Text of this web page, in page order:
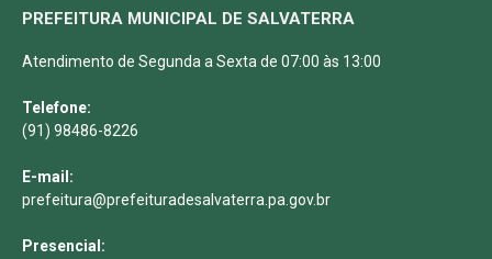
PREFEITURA MUNICIPAL DE SALVATERRA
Atendimento de Segunda a Sexta de 07:00 às 13:00
Telefone:
(91) 98486-8226
E-mail:
prefeitura@prefeituradesalvaterra.pa.gov.br
Presencial: